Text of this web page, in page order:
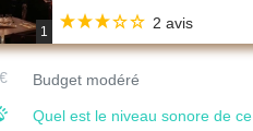
1
2 avis
Budget modéré
Quel est le niveau sonore de ce